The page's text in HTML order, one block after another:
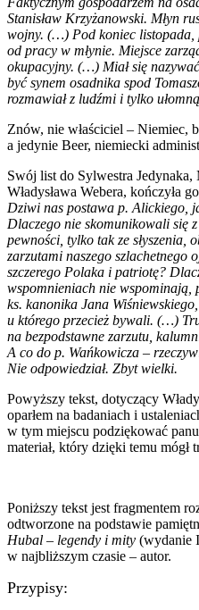
Stanisław Krzyżanowski. Młyn
wojny. (…) Pod koniec listopada,
od pracy w młynie. Miejsce
okupacyjny. (…) Miał się
być synem osadnika spod
rozmawiał z ludźmi i tylko
Znów, nie właściciel – Niemiec,
a jedynie Beer, niemiecki
Swój list do Sylwestra Jedynaka,
Władysława Webera, kończyła
Dziwi nas postawa p. Alickiego,
Dlaczego nie skomunikowali się
pewności, tylko tak ze słyszenia,
zarzutami naszego szlachetnego
szczerego Polaka i patriotę?
wspomnieniach nie wspominają,
ks. kanonika Jana
u którego przecież bywali. (…)
na bezpodstawne zarzutu,
A co do p. Wańkowicza –
Nie odpowiedział. Zbyt wielki.
Powyższy tekst, dotyczący
oparłem na badaniach i
w tym miejscu podziękować
materiał, który dzięki temu mógł
Poniższy tekst jest fragmentem
odtworzone na podstawie
Hubal – legendy i mity (wydanie
w najbliższym czasie – autor.
Przypisy: